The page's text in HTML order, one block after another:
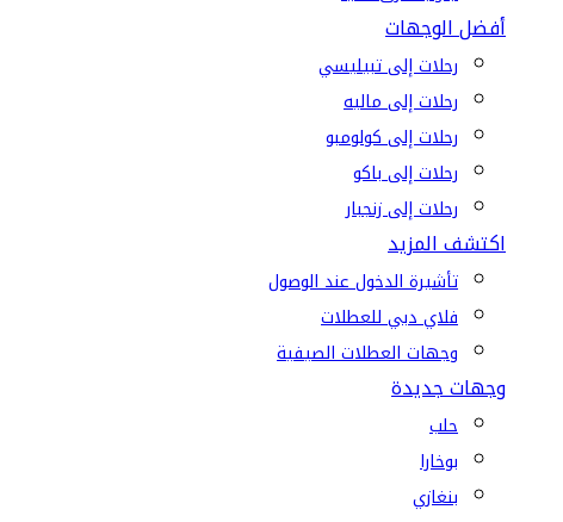
أفضل الوجهات
رحلات إلى تبيليسي
رحلات إلى ماليه
رحلات إلى كولومبو
رحلات إلى باكو
رحلات إلى زنجبار
اكتشف المزيد
تأشيرة الدخول عند الوصول
فلاي دبي للعطلات
وجهات العطلات الصيفية
وجهات جديدة
حلب
بوخارا
بنغازي